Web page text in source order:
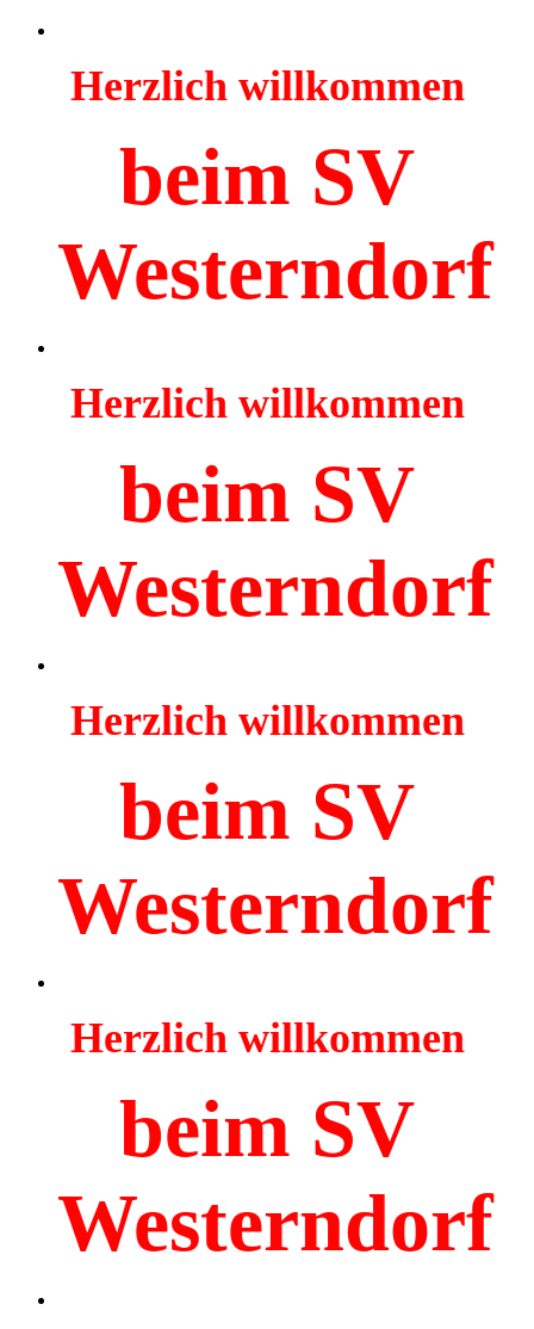
Herzlich willkommen
beim SV
Westerndorf
Herzlich willkommen
beim SV
Westerndorf
Herzlich willkommen
beim SV
Westerndorf
Herzlich willkommen
beim SV
Westerndorf